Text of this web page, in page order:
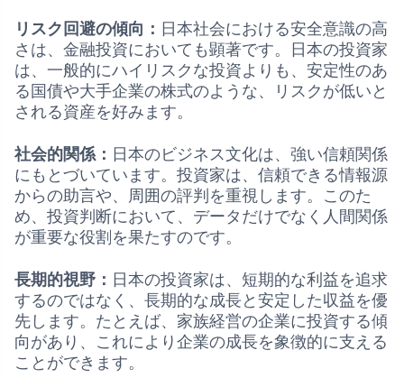
リスク回避の傾向： 日本社会における安全意識の高
さは、金融投資においても顕著です。日本の投資家
は、一般的にハイリスクな投資よりも、安定性のあ
る国債や大手企業の株式のような、リスクが低いと
される資産を好みます。
社会的関係： 日本のビジネス文化は、強い信頼関係
にもとづいています。投資家は、信頼できる情報源
からの助言や、周囲の評判を重視します。このた
め、投資判断において、データだけでなく人間関係
が重要な役割を果たすのです。
長期的視野： 日本の投資家は、短期的な利益を追求
するのではなく、長期的な成長と安定した収益を優
先します。たとえば、家族経営の企業に投資する傾
向があり、これにより企業の成長を象徴的に支える
ことができます。